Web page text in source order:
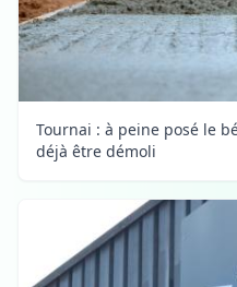
Tournai : à peine posé le
déjà être démoli